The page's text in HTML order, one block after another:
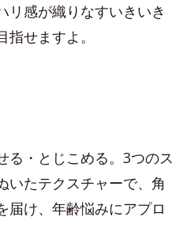
リ感が織りなすいきいき
せますよ。
る・とじこめる。3つのス
いたテクスチャーで、角
届け、年齢悩みにアプロ